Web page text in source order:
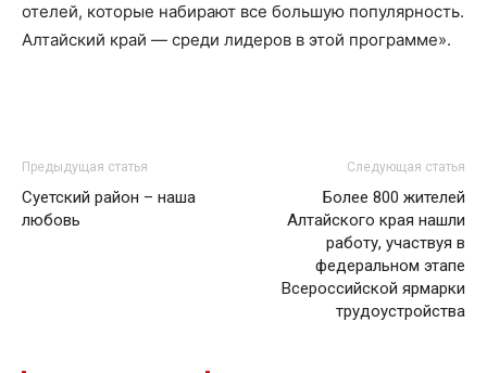
отелей, которые набирают все большую популярность.
Алтайский край — среди лидеров в этой программе».
Предыдущая статья
Суетский район – наша
любовь
Следующая статья
Более 800 жителей
Алтайского края нашли
работу, участвуя в
федеральном этапе
Всероссийской ярмарки
трудоустройства